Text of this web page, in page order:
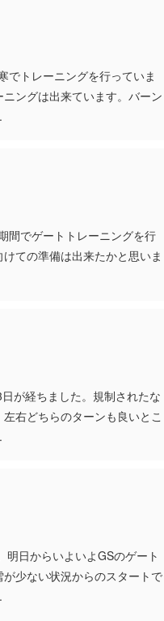
でトレーニングを行っていま
ングは出来ています。バーン
間でゲートトレーニングを行
ての準備は出来たかと思いま
が経ちました。規制されたな
右どちらのターンも良いとこ
日からいよいよGSのゲート
少ない状況からのスタートで